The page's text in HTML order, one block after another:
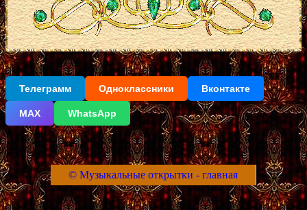
Телеграмм Одноклассники Вконтакте
МАХ WhatsApp
© Музыкальные открытки - главная